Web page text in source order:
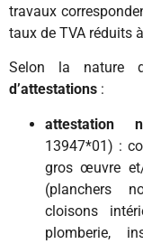
travaux
taux de TVA réduits
Selon la nature
d’attestations :
attestation
13947*01) :
gros œuvre
(planchers
cloisons
plomberie,